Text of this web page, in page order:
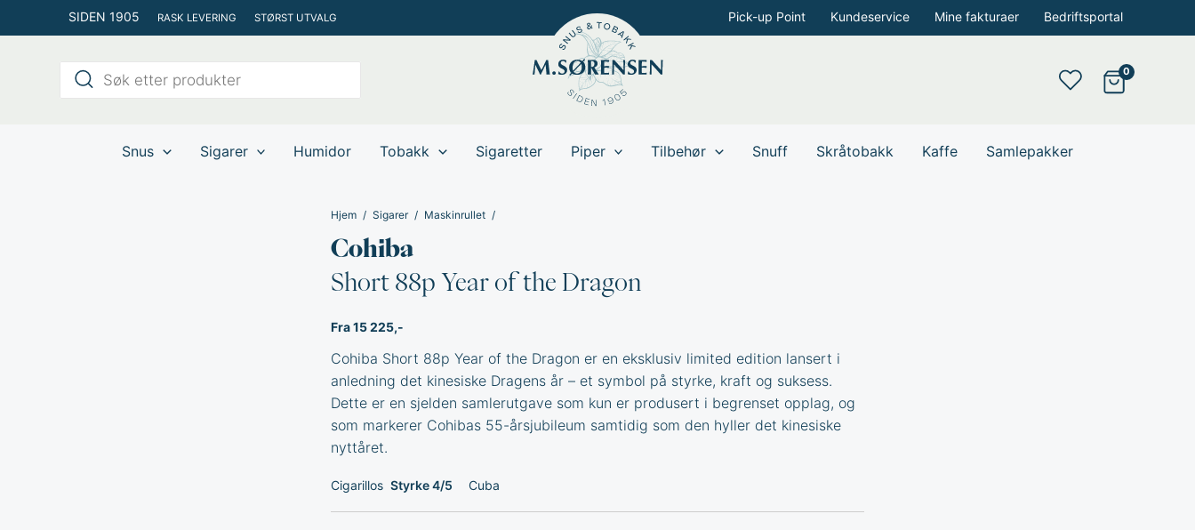
rett
SIDEN 1905 RASK LEVERING STØRST UTVALG Pick-up Point Kundeservice Mine fakturaer Bedriftsportal
Products
search
Snus Sigarer Humidor Tobakk Sigaretter Piper Tilbehør Snuff Skråtobakk Kaffe Samlepakker
Hjem Sigarer Maskinrullet
Cohiba
Short 88p Year of the Dragon
Fra 15 225,-
Cohiba Short 88p Year of the Dragon er en eksklusiv limited edition lansert i
anledning det kinesiske Dragens år – et symbol på styrke, kraft og suksess.
Dette er en sjelden samlerutgave som kun er produsert i begrenset opplag, og
som markerer Cohibas 55-årsjubileum samtidig som den hyller det kinesiske
nyttåret.
Cigarillos Styrke 4/5 Cuba